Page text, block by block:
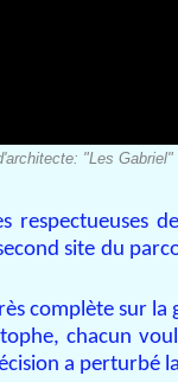
"Les Gabriel"
respectueuses
site du
complète sur
chacun
a perturbé